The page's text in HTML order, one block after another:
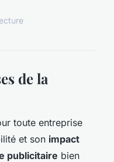
de la
toute entreprise
et son impact
publicitaire bien